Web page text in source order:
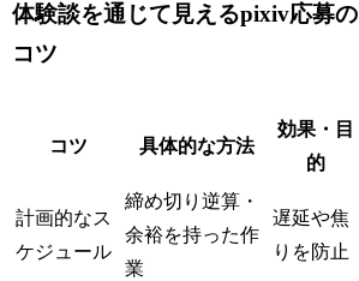
体験談を通じて見えるpixiv応募の
コツ
コツ 具体的な方法
効果・目
的
計画的なス
ケジュール
締め切り逆算・
余裕を持った作
業
遅延や焦
りを防止